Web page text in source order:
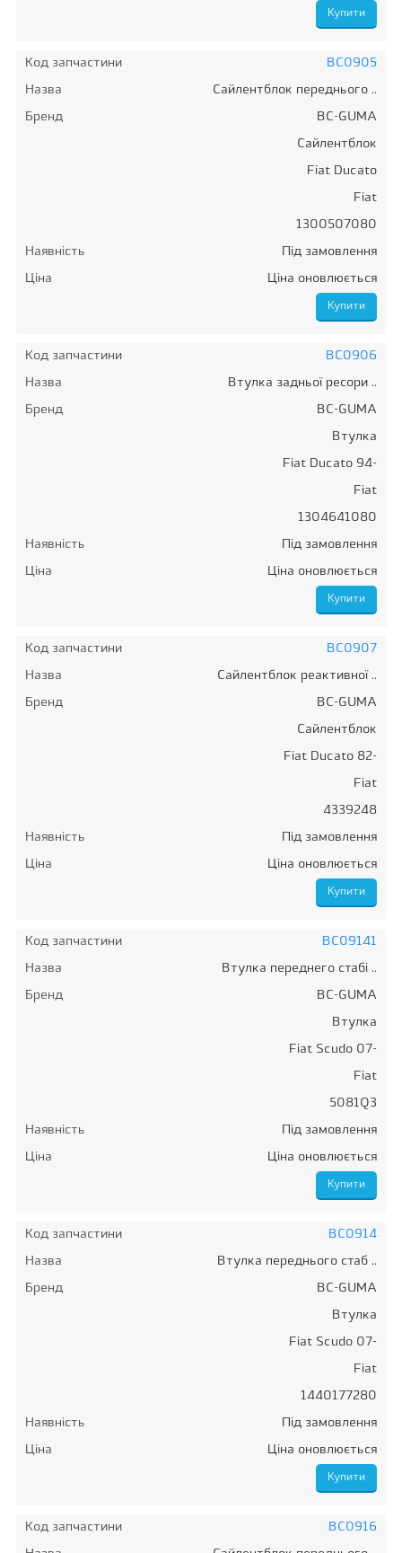
Код запчастини
BC0905
Назва
Сайлентблок переднього ..
Бренд
BC-GUMA
Сайлентблок
Fiat Ducato
Fiat
1300507080
Наявність
Під замовлення
Ціна
Ціна оновлюється
Код запчастини
BC0906
Назва
Втулка задньої ресори ..
Бренд
BC-GUMA
Втулка
Fiat Ducato 94-
Fiat
1304641080
Наявність
Під замовлення
Ціна
Ціна оновлюється
Код запчастини
BC0907
Назва
Сайлентблок реактивної ..
Бренд
BC-GUMA
Сайлентблок
Fiat Ducato 82-
Fiat
4339248
Наявність
Під замовлення
Ціна
Ціна оновлюється
Код запчастини
BC09141
Назва
Втулка переднего стабі ..
Бренд
BC-GUMA
Втулка
Fiat Scudo 07-
Fiat
5081Q3
Наявність
Під замовлення
Ціна
Ціна оновлюється
Код запчастини
BC0914
Назва
Втулка переднього стаб ..
Бренд
BC-GUMA
Втулка
Fiat Scudo 07-
Fiat
1440177280
Наявність
Під замовлення
Ціна
Ціна оновлюється
Код запчастини
BC0916